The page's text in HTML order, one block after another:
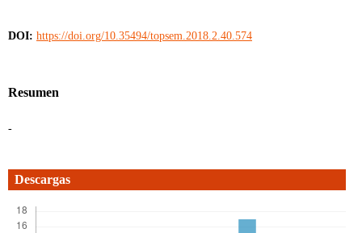
DOI: https://doi.org/10.35494/topsem.2018.2.40.574
Resumen
-
Descargas